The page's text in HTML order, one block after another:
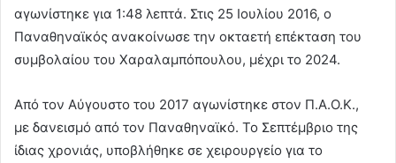
αγωνίστηκε για 1:48 λεπτά. Στις 25 Ιουλίου 2016, ο
Παναθηναϊκός ανακοίνωσε την οκταετή επέκταση του
συμβολαίου του Χαραλαμπόπουλου, μέχρι το 2024.
Από τον Αύγουστο του 2017 αγωνίστηκε στον Π.Α.Ο.Κ.,
με δανεισμό από τον Παναθηναϊκό. Το Σεπτέμβριο της
ίδιας χρονιάς, υποβλήθηκε σε χειρουργείο για το